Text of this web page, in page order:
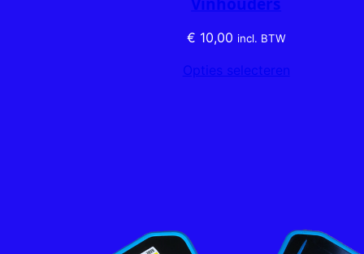
€ 10,00 incl. BTW
Opties selecteren